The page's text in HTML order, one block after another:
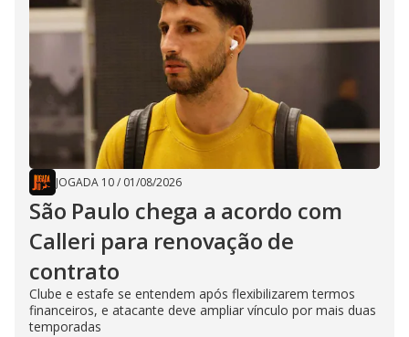
JOGADA 10/ 01/08/2026
São Paulo chega a acordo com
Calleri para renovação de
contrato
Clube e estafe se entendem após flexibilizarem termos
financeiros, e atacante deve ampliar vínculo por mais duas
temporadas